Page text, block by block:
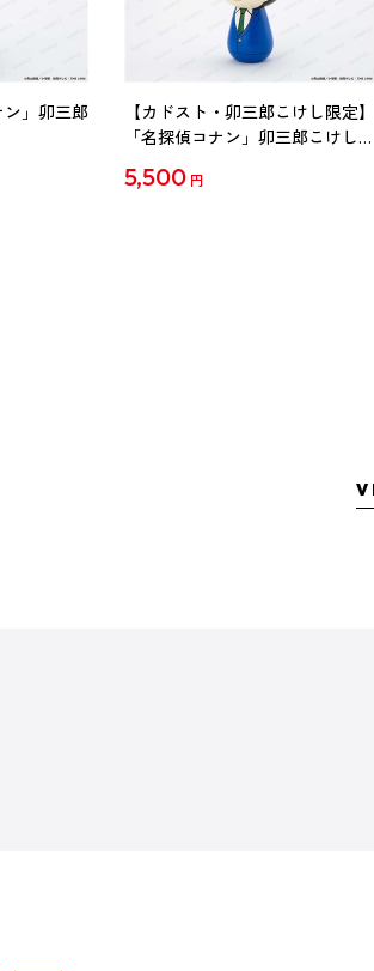
」卯三郎
【カドスト・卯三郎こけし限定】
「名探偵コナン」卯三郎こけし
5,500 円